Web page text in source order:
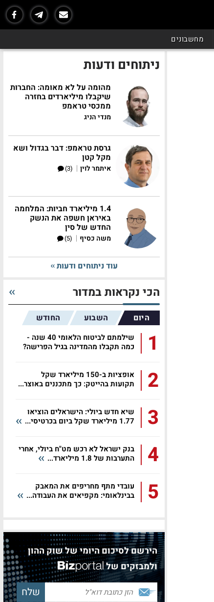
מחשבונים
ניתוחים ודעות
מהומה על לא מאומה: החברות
שיקבלו מיליארדים בחזרה
ממכסי טראמפ
מנדי הניג
גרסת טראמפ: דבר בגדול ושא
מקל קטן
איתמר לוין |
(3)
1.4 מיליארד חביות: המלחמה
באיראן חשפה את הנשק
החדש של סין
משה כסיף |
(5)
עוד ניתוחים ודעות
הכי נקראות במדור
היום השבוע החודש
1
שילמתם לביטוח הלאומי 40 שנה -
כמה תקבלו מהמדינה בגיל הפרישה?
2
אופציות ב-150 מיליארד שקל
תקועות בהייטק: כך מתכננים באוצר...
3
שיא חדש ביולי: הישראלים הוציאו
1.77 מיליארד שקל ביום בכרטיסי...
4
בנק ישראל לא רכש מט"ח ביולי, אחרי
התערבות של 1.8 מיליארד...
5
עובדי מתף מחריפים את המאבק
בבינלאומי: מקפיאים את העבודה...
הירשם לסיכום היומי של שוק ההון
ולמבזקים של